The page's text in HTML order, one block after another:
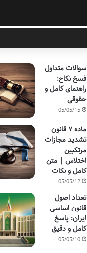
سوالات متداول
فسخ نکاح:
راهنمای کامل و
حقوقی
05/05/15
ماده ۷ قانون
تشدید مجازات
مرتکبین
اختلاس | متن
کامل و نکات
05/05/12
تعداد اصول
قانون اساسی
ایران: پاسخ
کامل و دقیق
05/05/10